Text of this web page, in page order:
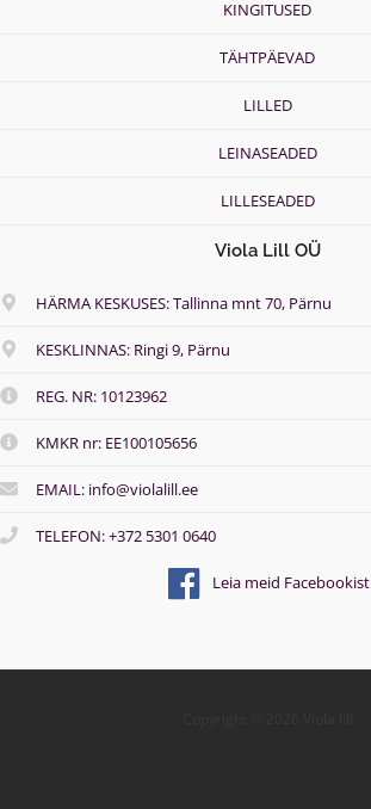
KINGITUSED
TÄHTPÄEVAD
LILLED
LEINASEADED
LILLESEADED
Viola Lill OÜ
HÄRMA KESKUSES: Tallinna mnt 70, Pärnu
KESKLINNAS: Ringi 9, Pärnu
REG. NR: 10123962
KMKR nr: EE100105656
EMAIL: info@violalill.ee
TELEFON: +372 5301 0640
Leia meid Facebookist